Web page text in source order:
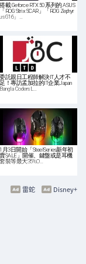
搭載 Geforce RTX 50 系列的 ASUS
「ROG Strix SCAR」「ROG Zephyr
us G16」…
委託親日工程師解決IT人才不
足！專訪孟加拉的IT企業Japan
Bangla Coders L…
1月3日開始「SteelSeries新年初
賣SALE」開催、鍵盤或是耳機
套裝等最大35%O…
Disney+
雷蛇